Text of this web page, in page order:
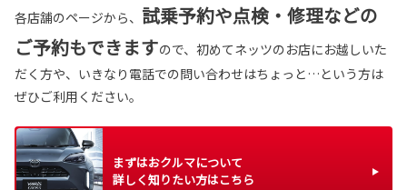
各店舗のページから、 試乗予約や点検・修理などの
ご予約もできますので、初めてネッツのお店にお越しいた
だく方や、いきなり電話での問い合わせはちょっと…という方は
ぜひご利用ください。
まずはおクルマについて
詳しく知りたい方はこちら